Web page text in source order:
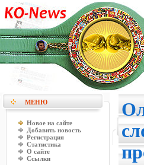
МЕНЮ
Новое на сайте
Добавить новость
Регистрация
Статистика
О сайте
Ссылки